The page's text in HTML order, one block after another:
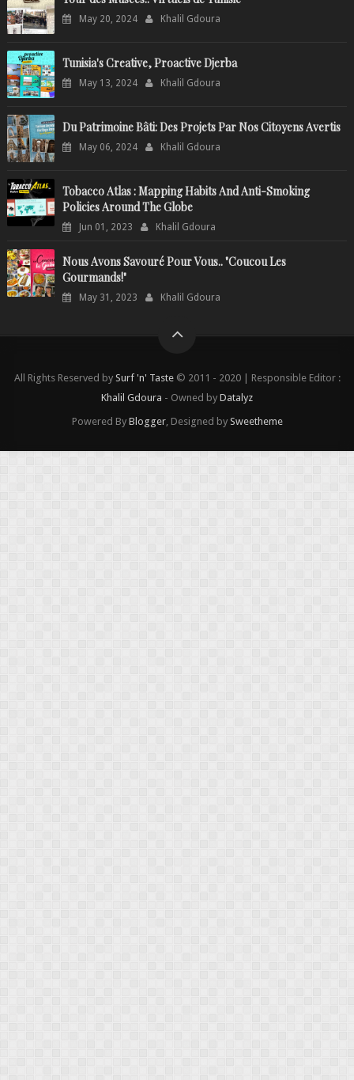
May 20, 2024 Khalil Gdoura
Tunisia's Creative, Proactive Djerba
May 13, 2024 Khalil Gdoura
Du Patrimoine Bâti: Des Projets Par Nos Citoyens Avertis
May 06, 2024 Khalil Gdoura
Tobacco Atlas : Mapping Habits And Anti-Smoking
Policies Around The Globe
Jun 01, 2023 Khalil Gdoura
Nous Avons Savouré Pour Vous.. "Coucou Les
Gourmands!"
May 31, 2023 Khalil Gdoura
All Rights Reserved by Surf 'n' Taste© 2011 - 2020 | Responsible Editor :
Khalil Gdoura - Owned by Datalyz
Powered By Blogger, Designed by Sweetheme